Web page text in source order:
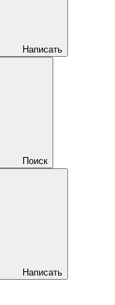
Написать
Поиск
Написать